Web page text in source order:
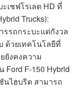
เชฟโรเลต HD ที่
Trucks):
รถกระบะแต่กังวล
ด้วยเทคโนโลยีที่
ยังคงความ
Ford F-150 Hybrid
นไฮบริด สามารถ